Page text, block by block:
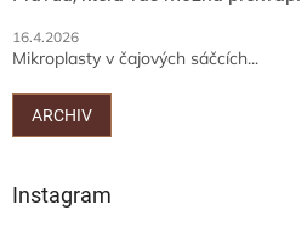
16.4.2026
Mikroplasty v čajových sáčcích...
ARCHIV
Instagram